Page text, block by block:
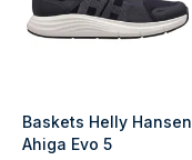
Baskets Helly Hansen
Ahiga Evo 5